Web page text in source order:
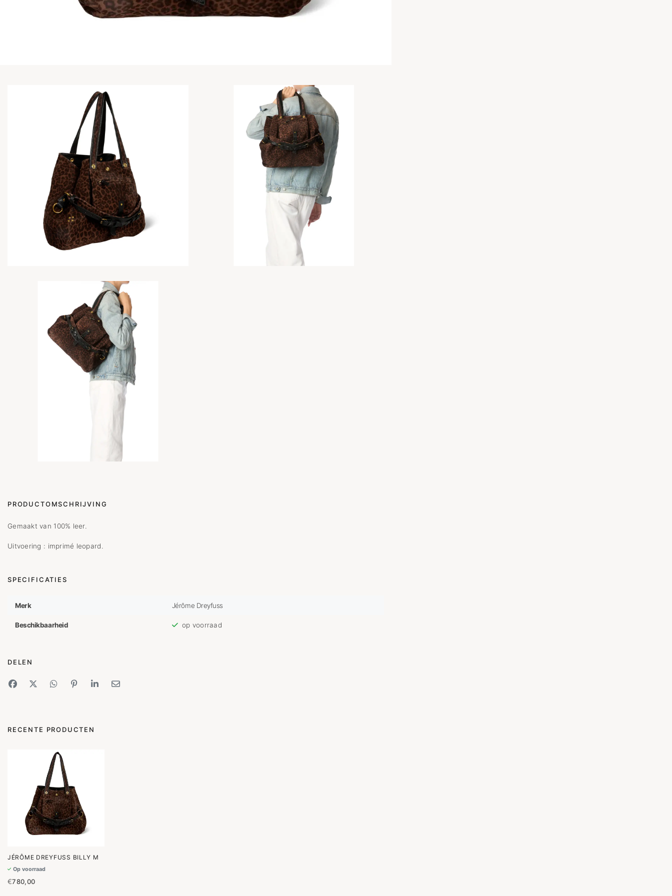
PRODUCTOMSCHRIJVING
Gemaakt van 100% leer.
Uitvoering : imprimé leopard.
SPECIFICATIES
Merk Jérôme Dreyfuss
Beschikbaarheid op voorraad
DELEN
RECENTE PRODUCTEN
JÉRÔME DREYFUSS BILLY M
Op voorraad
€780,00